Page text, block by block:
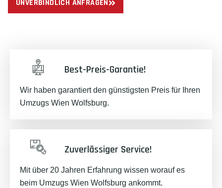
UNVERBINDLICH ANFRAGEN
Best-Preis-Garantie!
Wir haben garantiert den günstigsten Preis für Ihren
Umzugs Wien Wolfsburg.
Zuverlässiger Service!
Mit über 20 Jahren Erfahrung wissen worauf es
beim Umzugs Wien Wolfsburg ankommt.